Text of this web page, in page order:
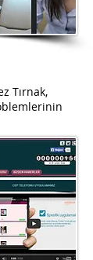
Tırnak,